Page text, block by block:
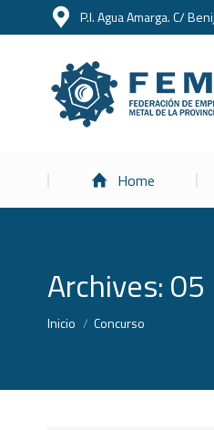
P.I. Agua Amarga. C/
Home
Archives:05
Estás aquí:
Inicio Concurso